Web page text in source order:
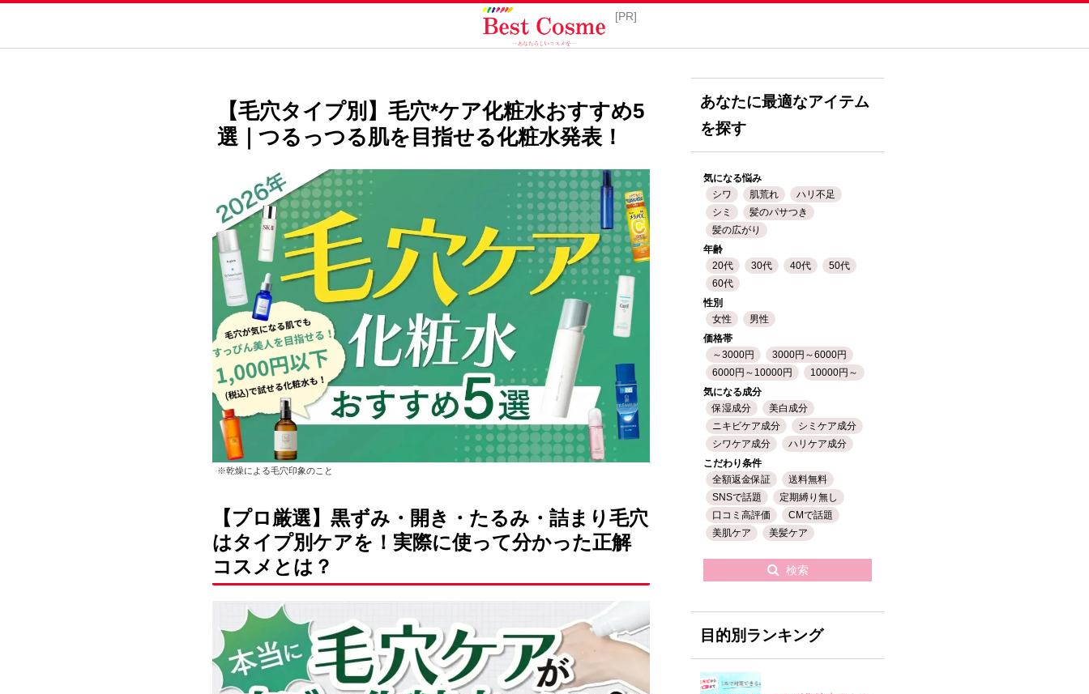
【毛穴タイプ別】毛穴*ケア化粧水おすすめ5
選｜つるっつる肌を目指せる化粧水発表！
※乾燥による毛穴印象のこと
【プロ厳選】黒ずみ・開き・たるみ・詰まり毛穴
はタイプ別ケアを！実際に使って分かった正解
コスメとは？
あなたに最適なアイテム
を探す
気になる悩み
シワ
肌荒れ
ハリ不足
シミ
髪のパサつき
髪の広がり
年齢
20代
30代 40代
50代
60代
性別
女性
男性
価格帯
～3000円
3000円～6000円
6000円～10000円
10000円～
気になる成分
保湿成分
美白成分
ニキビケア成分
シミケア成分
シワケア成分
ハリケア成分
こだわり条件
全額返金保証
送料無料
SNSで話題
定期縛り無し
口コミ高評価
CMで話題
美肌ケア
美髪ケア
検索
目的別ランキング